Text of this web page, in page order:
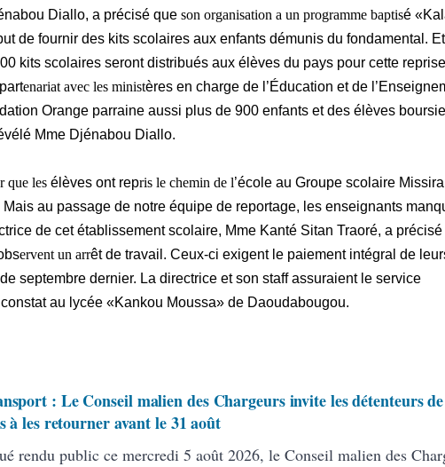
Diallo, a précisé que son organisation a un programme baptisé
de fournir des kits scolaires aux enfants démunis du fondamental.
kits scolaires seront distribués aux élèves du pays pour cette
enariat avec les ministères en charge de l’Éducation et de
Orange parraine aussi plus de 900 enfants et des élèves
Mme Djénabou Diallo.
que les élèves ont repris le chemin de l’école au Groupe scolaire Missira
au passage de notre équipe de reportage, les enseignants
de cet établissement scolaire, Mme Kanté Sitan Traoré, a
ervent un arrêt de travail. Ceux-ci exigent le paiement intégral de
septembre dernier. La directrice et son staff assuraient le service
au lycée «Kankou Moussa» de Daoudabougou.
: Le Conseil malien des Chargeurs invite les détenteurs de
à les retourner avant le 31 août
rendu public ce mercredi 5 août 2026, le Conseil malien des